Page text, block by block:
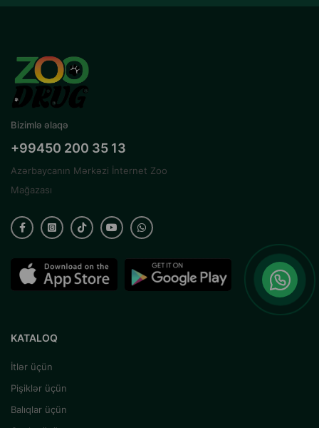
Bizimlə əlaqə
+99450 200 35 13
Azərbaycanın Mərkəzi İnternet Zoo
Mağazası
KATALOQ
İtlər üçün
Pişiklər üçün
Balıqlar üçün